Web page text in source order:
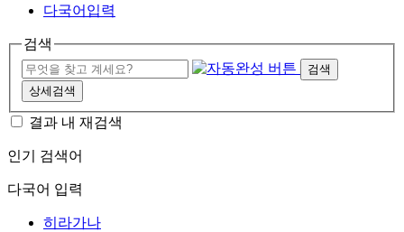
다국어입력
검색
검색
상세검색
결과 내 재검색
인기 검색어
다국어 입력
히라가나